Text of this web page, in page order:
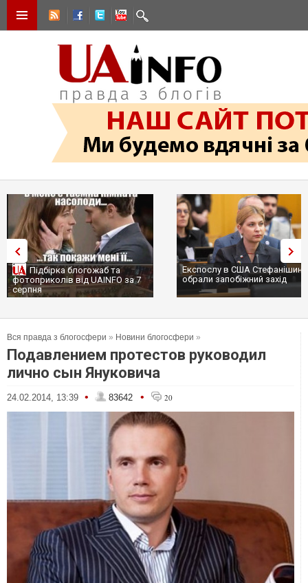
Підбірка блогожаб та
фотоприколів від UAINFO за 7
серпня
Експослу в США
обрали запобіжний захід
Вся правда з блогосфери » Новини блогосфери »
Подавлением протестов руководил
лично сын Януковича
24.02.2014, 13:39 • 83642 • 20